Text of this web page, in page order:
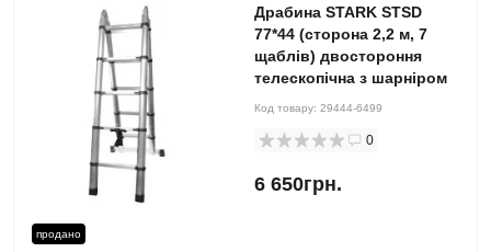
продано
Драбина STARK STSD
77*44 (сторона 2,2 м, 7
щаблів) двостороння
телескопічна з шарніром
Код товару: 29444-6499
0
6 650грн.